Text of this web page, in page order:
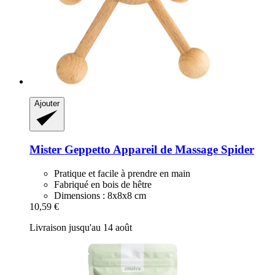
Ajouter
Mister Geppetto Appareil de Massage Spider
Pratique et facile à prendre en main
Fabriqué en bois de hêtre
Dimensions : 8x8x8 cm
10,59 €
Livraison jusqu'au 14 août